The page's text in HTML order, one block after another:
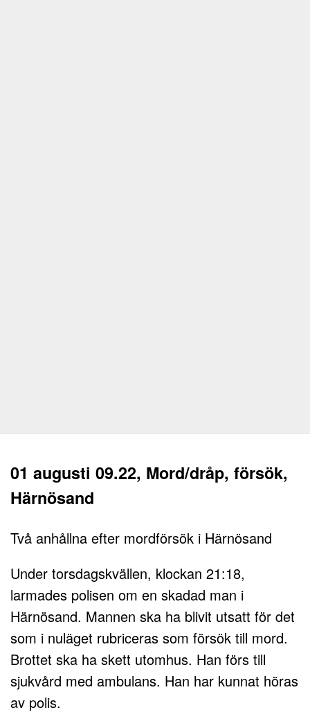
01 augusti 09.22, Mord/dråp, försök,
Härnösand
Två anhållna efter mordförsök i Härnösand
Under torsdagskvällen, klockan 21:18,
larmades polisen om en skadad man i
Härnösand. Mannen ska ha blivit utsatt för det
som i nuläget rubriceras som försök till mord.
Brottet ska ha skett utomhus. Han förs till
sjukvård med ambulans. Han har kunnat höras
av polis.